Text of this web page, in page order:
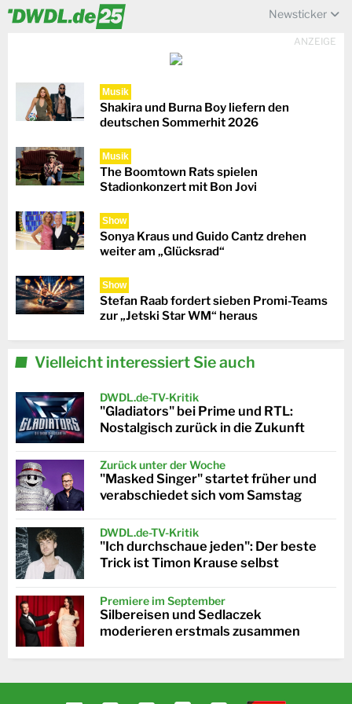
Newsticker
ANZEIGE
Musik
Shakira und Burna Boy liefern den
deutschen Sommerhit 2026
Musik
The Boomtown Rats spielen
Stadionkonzert mit Bon Jovi
Show
Sonya Kraus und Guido Cantz drehen
weiter am „Glücksrad“
Show
Stefan Raab fordert sieben Promi-Teams
zur „Jetski Star WM“ heraus
Vielleicht interessiert Sie auch
DWDL.de-TV-Kritik
"Gladiators" bei Prime und RTL:
Nostalgisch zurück in die Zukunft
Zurück unter der Woche
"Masked Singer" startet früher und
verabschiedet sich vom Samstag
DWDL.de-TV-Kritik
"Ich durchschaue jeden": Der beste
Trick ist Timon Krause selbst
Premiere im September
Silbereisen und Sedlaczek
moderieren erstmals zusammen